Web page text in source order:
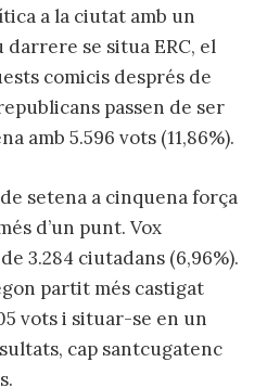
a la ciutat amb un
darrere se situa ERC, el
comicis després de
passen de ser
amb 5.596 vots (11,86%).
setena a cinquena força
d’un punt. Vox
3.284 ciutadans (6,96%).
partit més castigat
vots i situar-se en un
cap santcugatenc